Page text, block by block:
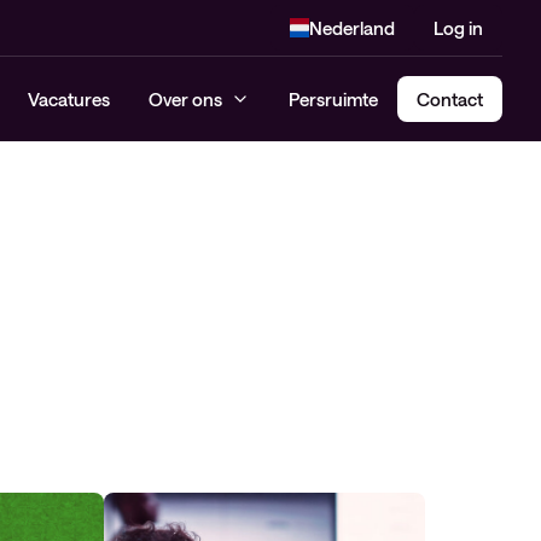
Nederland Log in
Vacatures Over ons Persruimte Contact